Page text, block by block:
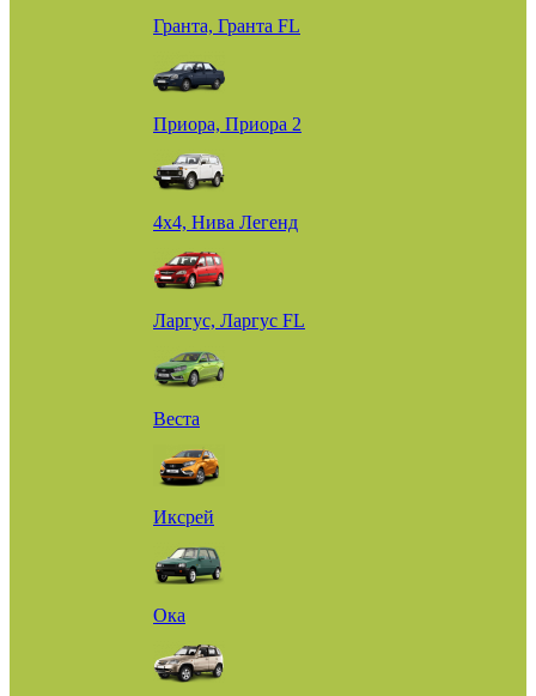
Гранта, Гранта FL
Приора, Приора 2
4х4, Нива Легенд
Ларгус, Ларгус FL
Веста
Иксрей
Ока